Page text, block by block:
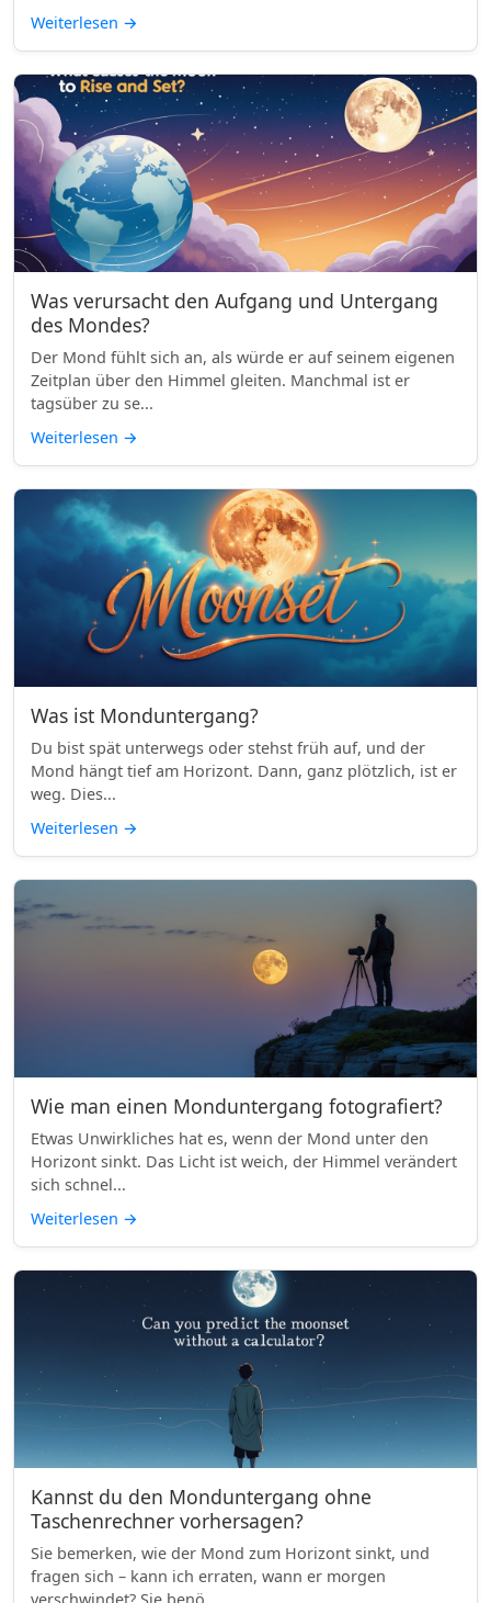
Weiterlesen →
Was verursacht den Aufgang und Untergang
des Mondes?
Der Mond fühlt sich an, als würde er auf seinem eigenen
Zeitplan über den Himmel gleiten. Manchmal ist er
tagsüber zu se...
Weiterlesen →
Was ist Monduntergang?
Du bist spät unterwegs oder stehst früh auf, und der
Mond hängt tief am Horizont. Dann, ganz plötzlich, ist er
weg. Dies...
Weiterlesen →
Wie man einen Monduntergang fotografiert?
Etwas Unwirkliches hat es, wenn der Mond unter den
Horizont sinkt. Das Licht ist weich, der Himmel verändert
sich schnel...
Weiterlesen →
Kannst du den Monduntergang ohne
Taschenrechner vorhersagen?
Sie bemerken, wie der Mond zum Horizont sinkt, und
fragen sich – kann ich erraten, wann er morgen